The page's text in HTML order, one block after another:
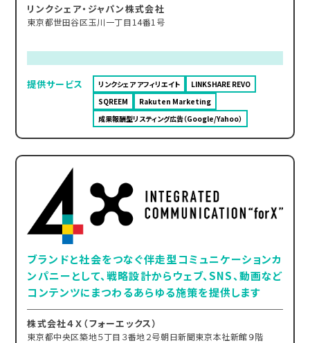
リンクシェア・ジャパン株式会社
東京都世田谷区玉川一丁目14番1号
提供サービス リンクシェア アフィリエイト
LINKSHARE REVO
SQREEM
Rakuten Marketing
成果報酬型リスティング広告（Google/Yahoo）
ブランドと社会をつなぐ伴走型コミュニケーションカ
ンパニーとして、戦略設計からウェブ、SNS、動画など
コンテンツにまつわるあらゆる施策を提供します
株式会社４Ｘ（フォーエックス）
東京都中央区築地５丁目３番地２号朝日新聞東京本社新館９階